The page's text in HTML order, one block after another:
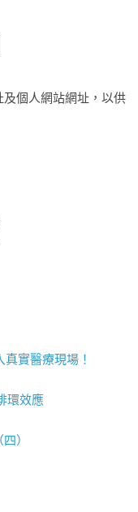
個人網站網址，以供
實醫療現場！
環效應
）